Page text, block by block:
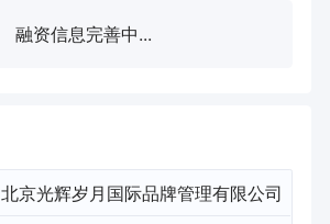
融资信息完善中...
北京光辉岁月国际品牌管理有限公司